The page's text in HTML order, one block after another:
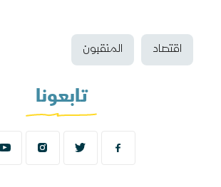
اقتصاد المنقبون
تابعونا